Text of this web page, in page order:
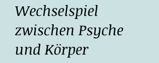
Wechselspiel
zwischen Psyche
und Körper